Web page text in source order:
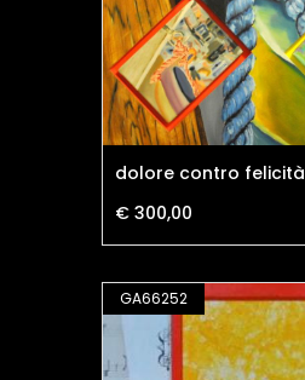
dolore contro felicità
€ 300,00
GA66252